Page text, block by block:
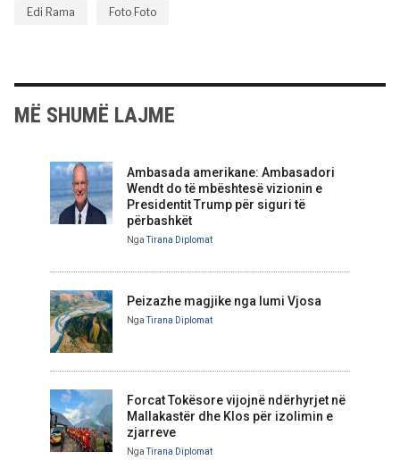
Edi Rama Foto Foto
MË SHUMË LAJME
Ambasada amerikane: Ambasadori
Wendt do të mbështesë vizionin e
Presidentit Trump për siguri të
përbashkët
NgaTirana Diplomat
Peizazhe magjike nga lumi Vjosa
NgaTirana Diplomat
Forcat Tokësore vijojnë ndërhyrjet në
Mallakastër dhe Klos për izolimin e
zjarreve
NgaTirana Diplomat